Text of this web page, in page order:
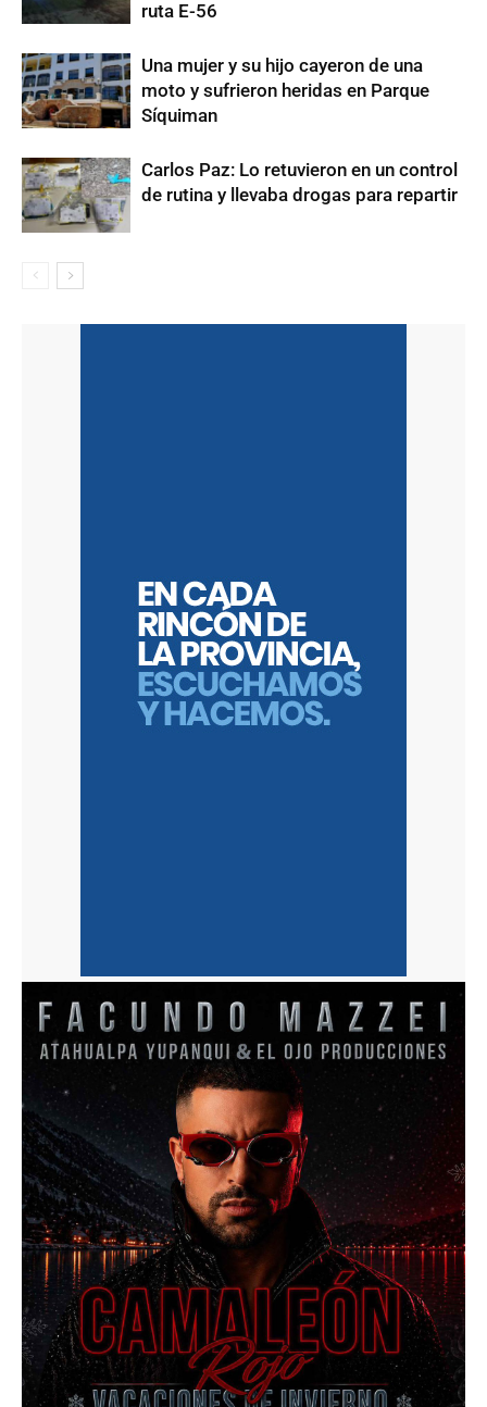
ruta E-56
Una mujer y su hijo cayeron de una
moto y sufrieron heridas en Parque
Síquiman
Carlos Paz: Lo retuvieron en un control
de rutina y llevaba drogas para repartir